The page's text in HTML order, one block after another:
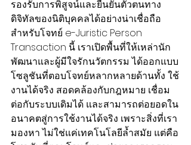
รองรับการพิสูจน์และยืนยันตัวตนทาง
ดิจิทัลของนิติบุคคลได้อย่างน่าเชื่อถือ
สำหรับโจทย์ e-Juristic Person
Transaction นี้ เราเปิดพื้นที่ให้เหล่านัก
พัฒนาและผู้มีใจรักนวัตกรรม ได้ออกแบบ
โซลูชันที่ตอบโจทย์หลากหลายด้านทั้ง ใช้
งานได้จริง สอดคล้องกับกฎหมาย เชื่อม
ต่อกับระบบเดิมได้ และสามารถต่อยอดใน
อนาคตสู่การใช้งานได้จริง เพราะสิ่งที่เรา
มองหา ไม่ใช่แค่เทคโนโลยีล้ำสมัย แต่คือ